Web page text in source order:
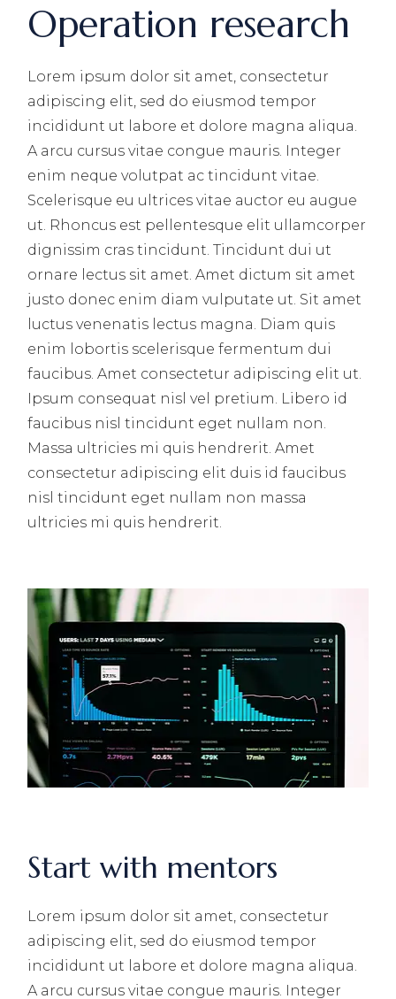
Operation research
Lorem ipsum dolor sit amet, consectetur
adipiscing elit, sed do eiusmod tempor
incididunt ut labore et dolore magna aliqua.
A arcu cursus vitae congue mauris. Integer
enim neque volutpat ac tincidunt vitae.
Scelerisque eu ultrices vitae auctor eu augue
ut. Rhoncus est pellentesque elit ullamcorper
dignissim cras tincidunt. Tincidunt dui ut
ornare lectus sit amet. Amet dictum sit amet
justo donec enim diam vulputate ut. Sit amet
luctus venenatis lectus magna. Diam quis
enim lobortis scelerisque fermentum dui
faucibus. Amet consectetur adipiscing elit ut.
Ipsum consequat nisl vel pretium. Libero id
faucibus nisl tincidunt eget nullam non.
Massa ultricies mi quis hendrerit. Amet
consectetur adipiscing elit duis id faucibus
nisl tincidunt eget nullam non massa
ultricies mi quis hendrerit.
Start with mentors
Lorem ipsum dolor sit amet, consectetur
adipiscing elit, sed do eiusmod tempor
incididunt ut labore et dolore magna aliqua.
A arcu cursus vitae congue mauris. Integer